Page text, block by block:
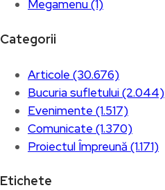
Megamenu (1)
Categorii
Articole (30.676)
Bucuria sufletului (2.044)
Evenimente (1.517)
Comunicate (1.370)
Proiectul Împreună (1.171)
Etichete